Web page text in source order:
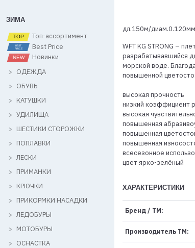
ЗИМА
Топ-ассортимент
Best Price
Новинки
ОДЕЖДА
ОБУВЬ
КАТУШКИ
УДИЛИЩА
ШЕСТИКИ СТОРОЖКИ
ПОПЛАВКИ
ЛЕСКИ
ПРИМАНКИ
КРЮЧКИ
ПРИКОРМКИ НАСАДКИ
ЛЕДОБУРЫ
МОТОБУРЫ
ОСНАСТКА
дл.150м/
WFT KG STRONG –
разрабатывавшийся
морской воде.
повышенной
высокая прочность
низкий коэффициент
высокая
повышенная
повышенная
повышенная
всесезонное
цвет ярко-зелёный
ХАРАКТЕРИСТИКИ
Бренд / ТМ:
Производитель ТМ: